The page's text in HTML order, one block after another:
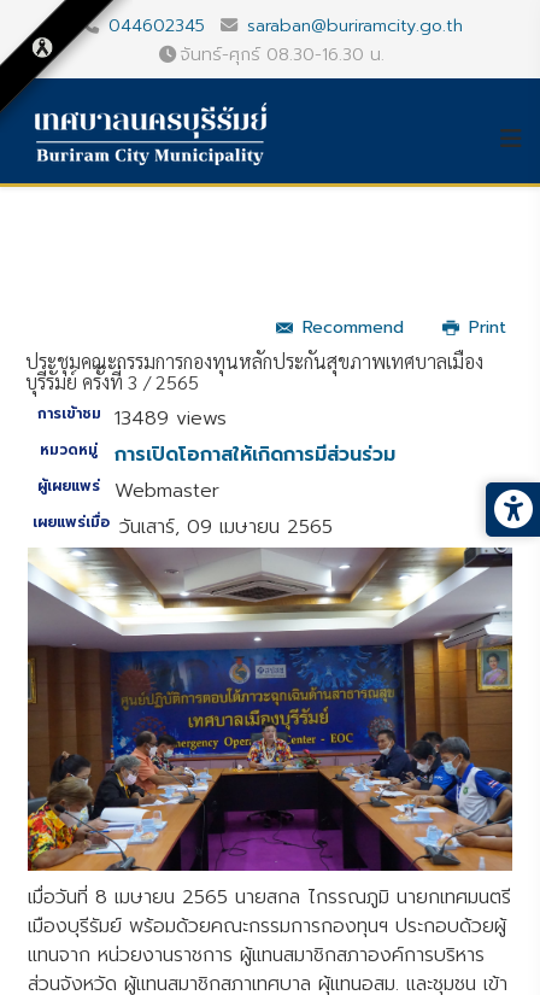
044602345
saraban@buriramcity.go.th
จันทร์-ศุกร์ 08.30-16.30 น.
Recommend
Print
ประชุมคณะกรรมการกองทุนหลักประกันสุขภาพเทศบาลเมือง
บุรีรัมย์ ครั้งที่ 3 / 2565
การเข้าชม 13489 views
หมวดหมู่ การเปิดโอกาสให้เกิดการมีส่วนร่วม
ผู้เผยแพร่ Webmaster
เผยแพร่เมื่อ วันเสาร์, 09 เมษายน 2565
เมื่อวันที่ 8 เมษายน 2565 นายสกล ไกรรณภูมิ นายกเทศมนตรี
เมืองบุรีรัมย์ พร้อมด้วยคณะกรรมการกองทุนฯ ประกอบด้วยผู้
แทนจาก หน่วยงานราชการ ผู้แทนสมาชิกสภาองค์การบริหาร
ส่วนจังหวัด ผู้แทนสมาชิกสภาเทศบาล ผุ้แทนอสม. และชุมชน เข้า